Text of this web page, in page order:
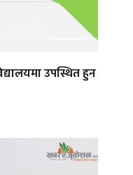
उपस्थित हुन